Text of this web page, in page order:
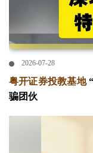
2026-07-28
粤开证券投教基地
骗团伙